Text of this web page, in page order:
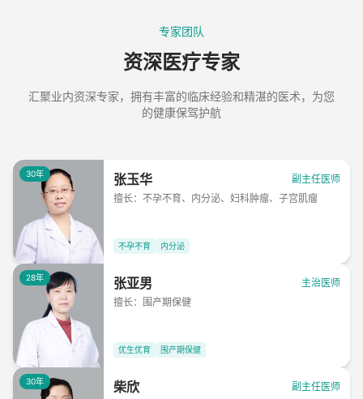
专家团队
资深医疗专家
汇聚业内资深专家，拥有丰富的临床经验和精湛的医术，为您
的健康保驾护航
30年 张玉华
副主任医师
擅长： 不孕不育、内分泌、妇科肿瘤、子宫肌瘤
不孕不育 内分泌
28年 张亚男
主治医师
擅长：
围产期保健
优生优育 围产期保健
30年 柴欣
副主任医师